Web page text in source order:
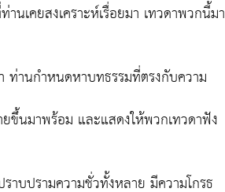
นเคยสงเคราะห์เรื่อยมา เทวดาพวกนี้มา
ท่านกำหนดหาบทธรรมที่ตรงกับความ
ขึ้นมาพร้อม และแสดงให้พวกเทวดาฟัง
าบปรามความชั่วทั้งหลาย มีความโกรธ